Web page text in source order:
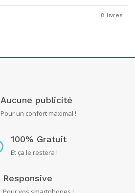
8 livres
Aucune publicité
Pour un confort maximal !
100% Gratuit
Et ça le restera !
Responsive